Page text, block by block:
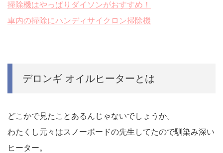
掃除機はやっぱりダイソンがおすすめ！
車内の掃除にハンディサイクロン掃除機
デロンギ オイルヒーターとは
どこかで見たことあるんじゃないでしょうか。
わたくし元々はスノーボードの先生してたので馴染み深い
ヒーター。